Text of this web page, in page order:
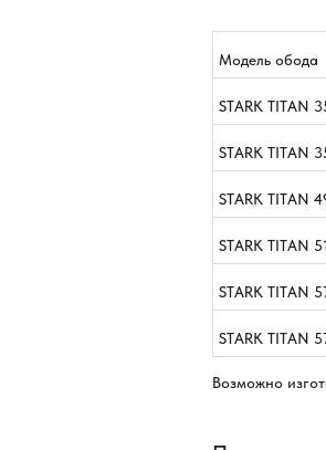
Модель обода
STARK TITAN
STARK TITAN
STARK TITAN
STARK TITAN
STARK TITAN
STARK TITAN
Возможно